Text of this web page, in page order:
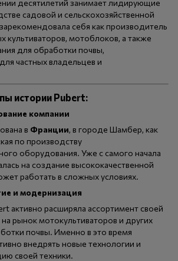
десятилетий занимает лидирующие
садовой и сельскохозяйственной
себя как производитель
культиваторов, мотоблоков, а также
для обработки почвы,
частных владельцев и
истории Pubert:
компании
в Франции, в городе Шамбер, как
по производству
оборудования. Уже с самого начала
на создание высококачественной
работать в сложных условиях.
и модернизация
активно расширяла ассортимент своей
рынок мотокультиваторов и других
почвы. Именно в это время
внедрять новые технологии и
своей техники.